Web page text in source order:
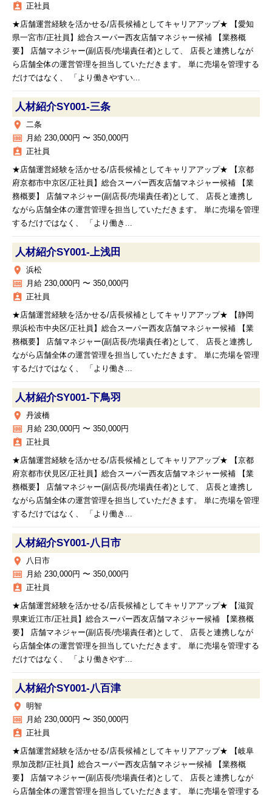
assignment_ind 正社員
★店舗運営経験を活かせる/店長候補としてキャリアアップ★ 【愛知
県一宮市/正社員】総合スーパー西友店舗マネジャー候補 【業務概
要】 店舗マネジャー(副店長/売場責任者)として、 店長と連携しなが
ら店舗全体の運営管理を担当していただきます。 単に売場を管理する
だけではなく、 「より働きやすい...
人材紹介SY001‐三条
place 二条
money 月給 230,000円 〜 350,000円
assignment_ind 正社員
★店舗運営経験を活かせる/店長候補としてキャリアアップ★ 【京都
府京都市中京区/正社員】総合スーパー西友店舗マネジャー候補 【業
務概要】 店舗マネジャー(副店長/売場責任者)として、 店長と連携し
ながら店舗全体の運営管理を担当していただきます。 単に売場を管理
するだけではなく、 「より働き...
人材紹介SY001‐上浅田
place 浜松
money 月給 230,000円 〜 350,000円
assignment_ind 正社員
★店舗運営経験を活かせる/店長候補としてキャリアアップ★ 【静岡
県浜松市中央区/正社員】総合スーパー西友店舗マネジャー候補 【業
務概要】 店舗マネジャー(副店長/売場責任者)として、 店長と連携し
ながら店舗全体の運営管理を担当していただきます。 単に売場を管理
するだけではなく、 「より働き...
人材紹介SY001‐下鳥羽
place 丹波橋
money 月給 230,000円 〜 350,000円
assignment_ind 正社員
★店舗運営経験を活かせる/店長候補としてキャリアアップ★ 【京都
府京都市伏見区/正社員】総合スーパー西友店舗マネジャー候補 【業
務概要】 店舗マネジャー(副店長/売場責任者)として、 店長と連携し
ながら店舗全体の運営管理を担当していただきます。 単に売場を管理
するだけではなく、 「より働き...
人材紹介SY001‐八日市
place 八日市
money 月給 230,000円 〜 350,000円
assignment_ind 正社員
★店舗運営経験を活かせる/店長候補としてキャリアアップ★ 【滋賀
県東近江市/正社員】総合スーパー西友店舗マネジャー候補 【業務概
要】 店舗マネジャー(副店長/売場責任者)として、 店長と連携しなが
ら店舗全体の運営管理を担当していただきます。 単に売場を管理する
だけではなく、 「より働きやす...
人材紹介SY001‐八百津
place 明智
money 月給 230,000円 〜 350,000円
assignment_ind 正社員
★店舗運営経験を活かせる/店長候補としてキャリアアップ★ 【岐阜
県加茂郡/正社員】総合スーパー西友店舗マネジャー候補 【業務概
要】 店舗マネジャー(副店長/売場責任者)として、 店長と連携しなが
ら店舗全体の運営管理を担当していただきます。 単に売場を管理する